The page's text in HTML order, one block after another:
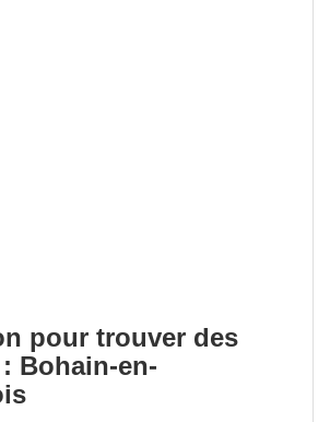
pour trouver des
Bohain-en-